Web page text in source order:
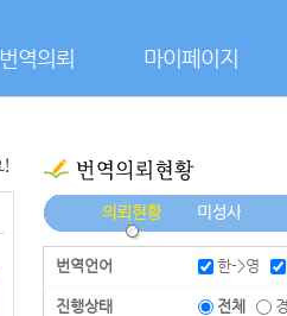
번역의뢰 마이페이지
번역언어 한->영
진행상태 전체